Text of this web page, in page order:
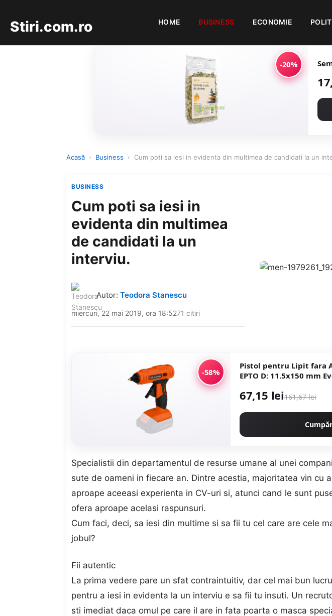
Stiri.com.ro HOME BUSINESS ECONOMIE
-20%
Acasă › Business › Cum poti sa iesi in evidenta din multimea de candidati la un
BUSINESS
Cum poti sa iesi in
evidenta din multimea
de candidati la un
interviu.
Autor: Teodora Stanescu
miercuri, 22 mai 2019, ora 18:5271 citiri
-58%
Pistol pentru Lipit fara
EPTO D: 11.5x150 mm
67,15 lei161,67 lei
Specialistii din departamentul de resurse umane al unei
sute de oameni in fiecare an. Dintre acestia, majoritatea vin cu
aproape aceeasi experienta in CV-uri si, atunci cand le sunt
ofera aproape acelasi raspunsuri.
Cum faci, deci, sa iesi din multime si sa fii tu cel care are cele
jobul?
Fii autentic
La prima vedere pare un sfat contraintuitiv, dar cel mai bun
pentru a iesi in evidenta la un interviu e sa fii tu insuti. Un
sti imediat daca omul pe care il are in fata poarta o masca